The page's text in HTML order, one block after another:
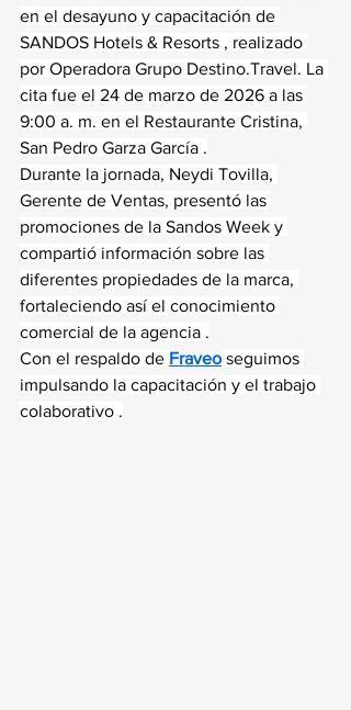
en el desayuno y capacitación de
SANDOS Hotels & Resorts , realizado
por Operadora Grupo Destino.Travel. La
cita fue el 24 de marzo de 2026 a las
9:00 a. m. en el Restaurante Cristina,
San Pedro Garza García .
Durante la jornada, Neydi Tovilla,
Gerente de Ventas, presentó las
promociones de la Sandos Week y
compartió información sobre las
diferentes propiedades de la marca,
fortaleciendo así el conocimiento
comercial de la agencia .
Con el respaldo de Fraveo seguimos
impulsando la capacitación y el trabajo
colaborativo .